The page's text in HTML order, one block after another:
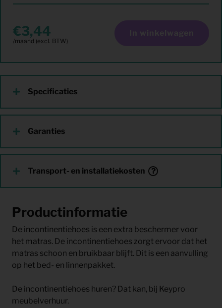
3,44 In winkelwagen
Specificaties
Garanties
Transport- en installatiekosten
Productinformatie
De incontinentiehoes is een extra beschermer voor
het matras. De incontinentiehoes zorgt ervoor dat het
matras schoon en bruikbaar blijft. Dit is een aanvulling
op het bed- en linnenpakket.
De incontinentiehoes huren? Dat kan, bij Keypro
meubelverhuur.